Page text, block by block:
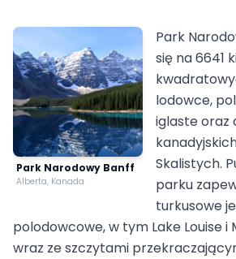
Park Narodowy Banff
Alberta, Kanada
Park
się na 6641
lodowce,
iglaste oraz
Skalistych.
parku
turkusowe
polodowcowe, w tym Lake Louise i
wraz ze szczytami